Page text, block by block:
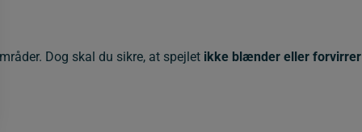
Dog skal du sikre, at spejlet ikke blænder eller forvirrer